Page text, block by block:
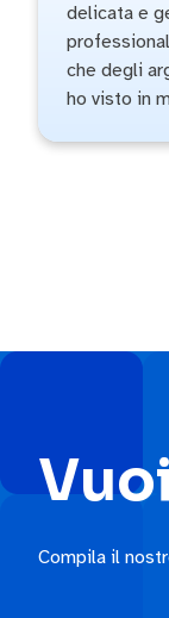
delicata e
che degli
ho visto in
Compila il